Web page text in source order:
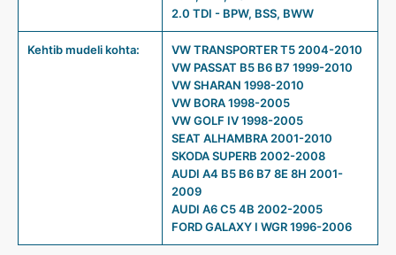
2.0 TDI - BPW, BSS, BWW
Kehtib mudeli kohta:
VW TRANSPORTER T5 2004-2010
VW PASSAT B5 B6 B7 1999-2010
VW SHARAN 1998-2010
VW BORA 1998-2005
VW GOLF IV 1998-2005
SEAT ALHAMBRA 2001-2010
SKODA SUPERB 2002-2008
AUDI A4 B5 B6 B7 8E 8H 2001-
2009
AUDI A6 C5 4B 2002-2005
FORD GALAXY I WGR 1996-2006